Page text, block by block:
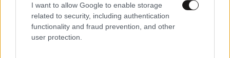
I want to allow Google to enable storage
related to security, including authentication
functionality and fraud prevention, and other
user protection.